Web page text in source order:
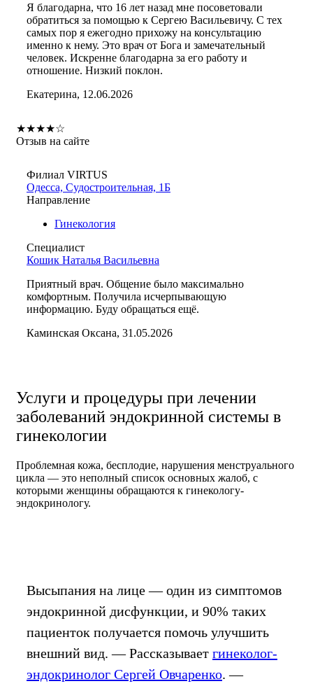
Я благодарна, что 16 лет назад мне посоветовали
обратиться за помощью к Сергею Васильевичу. С тех
самых пор я ежегодно прихожу на консультацию
именно к нему. Это врач от Бога и замечательный
человек. Искренне благодарна за его работу и
отношение. Низкий поклон.
Екатерина, 12.06.2026
★★★★☆
Отзыв на сайте
Филиал VIRTUS
Одесса, Судостроительная, 1Б
Направление
Гинекология
Специалист
Кошик Наталья Васильевна
Приятный врач. Общение было максимально
комфортным. Получила исчерпывающую
информацию. Буду обращаться ещё.
Каминская Оксана, 31.05.2026
Услуги и процедуры при лечении
заболеваний эндокринной системы в
гинекологии
Проблемная кожа, бесплодие, нарушения менструального
цикла — это неполный список основных жалоб, с
которыми женщины обращаются к гинекологу-
эндокринологу.
Высыпания на лице — один из симптомов
эндокринной дисфункции, и 90% таких
пациенток получается помочь улучшить
внешний вид. — Рассказывает гинеколог-
эндокринолог Сергей Овчаренко. —